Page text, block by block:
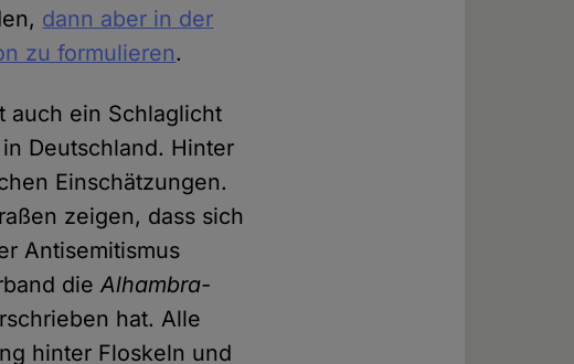
dann aber in der
zu formulieren.
auch ein Schlaglicht
Deutschland. Hinter
Einschätzungen.
zeigen, dass sich
Antisemitismus
dieAlhambra-
hat. Alle
hinter Floskeln und